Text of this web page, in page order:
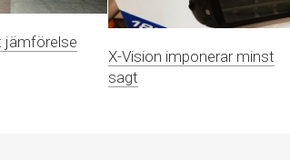
jämförelse
X-Vision imponerar minst
sagt